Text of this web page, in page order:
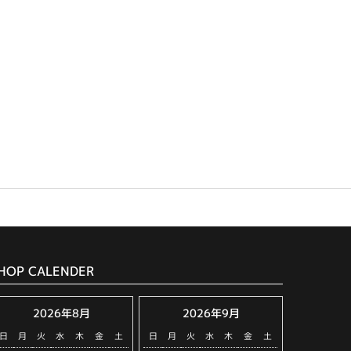
CALENDER
2026年8月
日 月 火 水 木 金 土
2026年9月
日 月 火 水 木 金 土